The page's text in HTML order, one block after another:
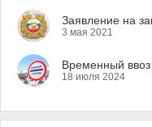
Заявление на
3 мая 2021
Временный
18 июля 2024